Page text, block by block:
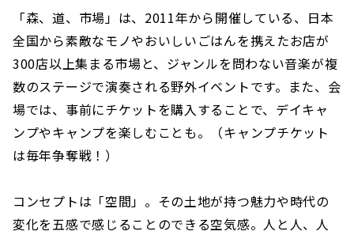
「森、道、市場」は、2011年から開催している、日本
全国から素敵なモノやおいしいごはんを携えたお店が
300店以上集まる市場と、ジャンルを問わない音楽が複
数のステージで演奏される野外イベントです。また、会
場では、事前にチケットを購入することで、デイキャ
ンプやキャンプを楽しむことも。（キャンプチケット
は毎年争奪戦！）
コンセプトは「空間」。その土地が持つ魅力や時代の
変化を五感で感じることのできる空気感。人と人、人